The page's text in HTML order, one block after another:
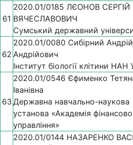
61
2020.01/0185 ЛЄОНОВ СЕРГІЙ
ВЯЧЕСЛАВОВИЧ
Сумський державний
62
2020.01/0080 Сибірний Андрій
Андрійович
Інститут біології клітини НАН
63
2020.01/0546 Єфименко
Іванівна
Державна навчально-наукова
установа «Академія
управління»
2020.01/0144 НАЗАРЕНКО